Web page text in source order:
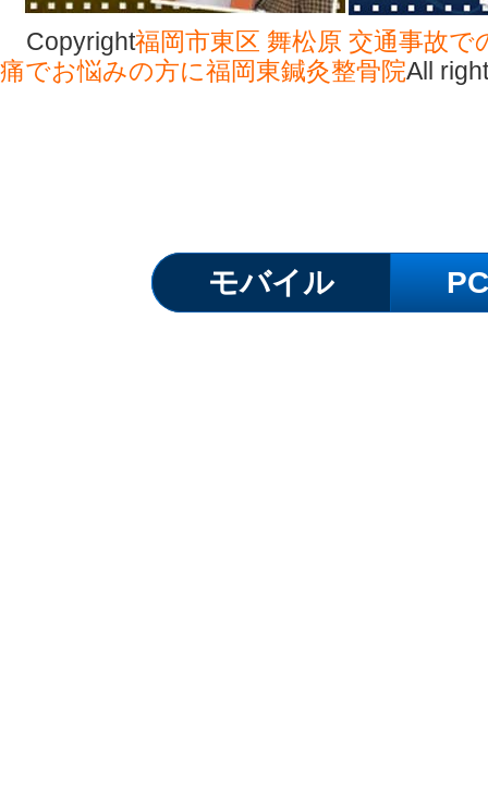
Copyright福岡市東区 舞松原 交通事故で
痛でお悩みの方に福岡東鍼灸整骨院All
モバイル